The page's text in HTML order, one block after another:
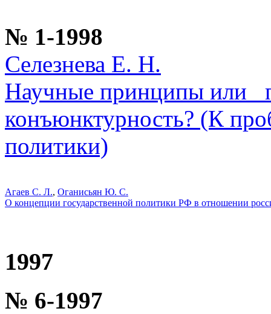
№ 1-1998
Селезнева Е. Н.
Научные принципы или
конъюнктурность? (К
политики)
Агаев С. Л., Оганисьян Ю. С.
О концепции государственной политики РФ в отношении
1997
№ 6-1997